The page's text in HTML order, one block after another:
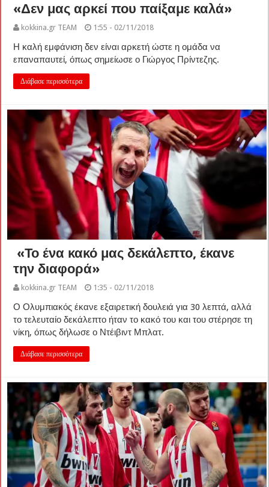
«Δεν μας αρκεί που παίξαμε καλά»
kokkina.gr TEAM 1:55 - 02/11/2018
Η καλή εμφάνιση δεν είναι αρκετή ώστε η ομάδα να
επαναπαυτεί, όπως σημείωσε ο Γιώργος Πρίντεζης.
Διάβασε περισσότερα
«Το ένα κακό μας δεκάλεπτο, έκανε
την διαφορά»
kokkina.gr TEAM 1:35 - 02/11/2018
Ο Ολυμπιακός έκανε εξαιρετική δουλειά για 30 λεπτά, αλλά
το τελευταίο δεκάλεπτο ήταν το κακό του και του στέρησε τη
νίκη, όπως δήλωσε ο Ντέιβιντ Μπλατ.
Διάβασε περισσότερα